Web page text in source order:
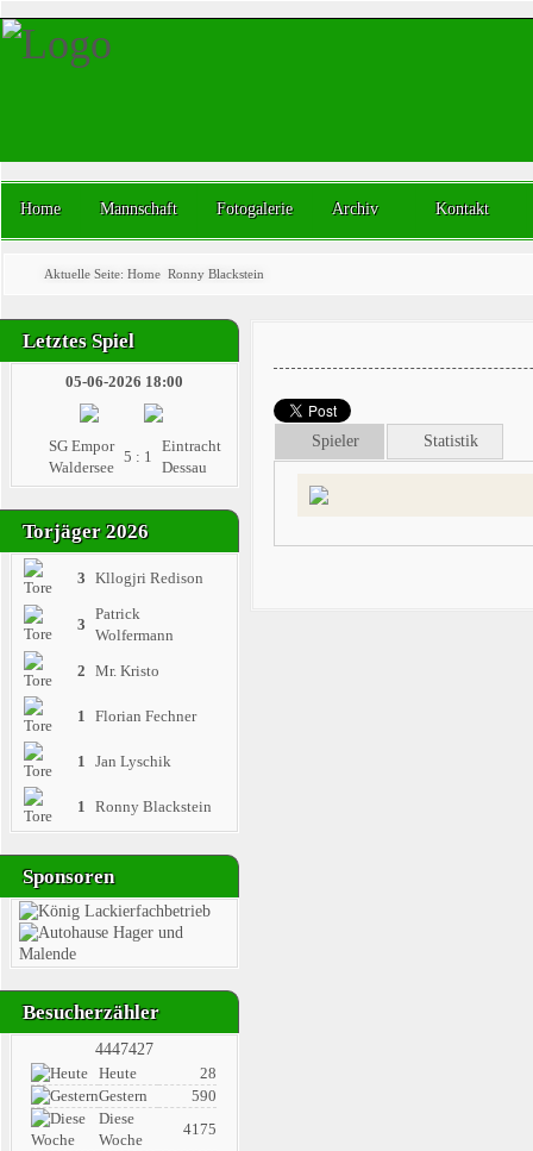
Home Mannschaft Fotogalerie Archiv Kontakt
Aktuelle Seite: Home Ronny Blackstein
Letztes Spiel
05-06-2026 18:00
SG Empor
Waldersee
5 : 1
Eintracht
Dessau
Torjäger 2026
3 Kllogjri Redison
3
Patrick
Wolfermann
2 Mr. Kristo
1 Florian Fechner
1 Jan Lyschik
1 Ronny Blackstein
Sponsoren
Besucherzähler
4447427
Heute
28
Gestern
590
Diese
Woche
4175
Spieler Statistik